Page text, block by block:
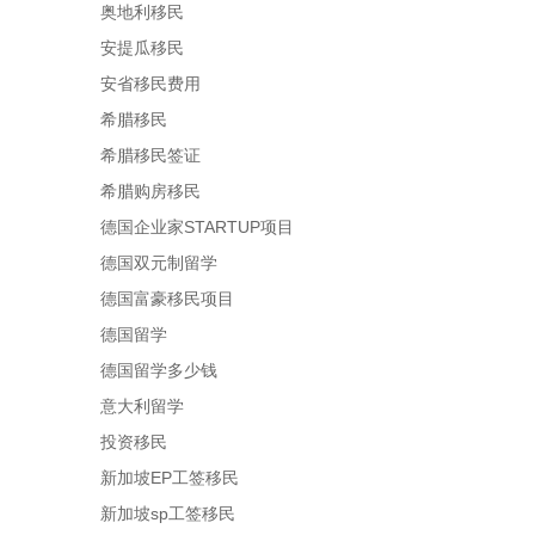
奥地利移民
安提瓜移民
安省移民费用
希腊移民
希腊移民签证
希腊购房移民
德国企业家STARTUP项目
德国双元制留学
德国富豪移民项目
德国留学
德国留学多少钱
意大利留学
投资移民
新加坡EP工签移民
新加坡sp工签移民